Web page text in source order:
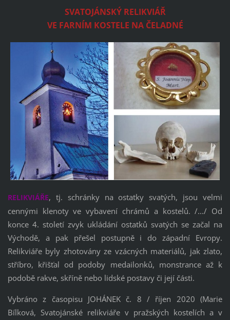
SVATOJÁNSKÝ RELIKVIÁŘ
VE FARNÍM KOSTELE NA ČELADNÉ
RELIKVIÁŘE, tj. schránky na ostatky svatých, jsou velmi
cennými klenoty ve vybavení chrámů a kostelů. /.../ Od
konce 4. století zvyk ukládání ostatků svatých se začal na
Východě, a pak přešel postupně i do západní Evropy.
Relikviáře byly zhotovány ze vzácných materiálů, jak zlato,
stříbro, křišťal od podoby medailonků, monstrance až k
podobě rakve, skříně nebo lidské postavy či její části.
Vybráno z časopisu JOHÁNEK č. 8 / říjen 2020 (Marie
Bílková, Svatojánské relikviáře v pražských kostelích a v